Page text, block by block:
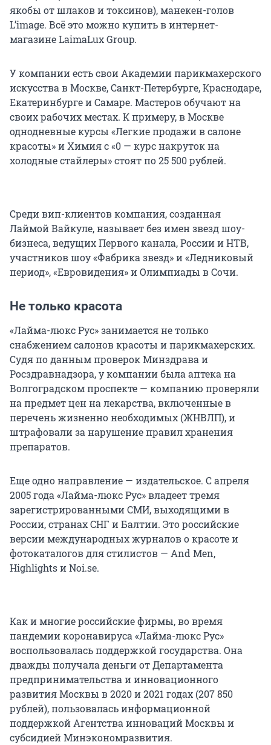
якобы от шлаков и токсинов), манекен-голов
L’image. Всё это можно купить в интернет-
магазине LaimaLux Group.
У компании есть свои Академии парикмахерского
искусства в Москве, Санкт-Петербурге, Краснодаре,
Екатеринбурге и Самаре. Мастеров обучают на
своих рабочих местах. К примеру, в Москве
однодневные курсы «Легкие продажи в салоне
красоты» и Химия с «0 — курс накруток на
холодные стайлеры» стоят по 25 500 рублей.
Среди вип-клиентов компания, созданная
Лаймой Вайкуле, называет без имен звезд шоу-
бизнеса, ведущих Первого канала, России и НТВ,
участников шоу «Фабрика звезд» и «Ледниковый
период», «Евровидения» и Олимпиады в Сочи.
Не только красота
«Лайма-люкс Рус» занимается не только
снабжением салонов красоты и парикмахерских.
Судя по данным проверок Минздрава и
Росздравнадзора, у компании была аптека на
Волгоградском проспекте — компанию проверяли
на предмет цен на лекарства, включенные в
перечень жизненно необходимых (ЖНВЛП), и
штрафовали за нарушение правил хранения
препаратов.
Еще одно направление — издательское. С апреля
2005 года «Лайма-люкс Рус» владеет тремя
зарегистрированными СМИ, выходящими в
России, странах СНГ и Балтии. Это российские
версии международных журналов о красоте и
фотокаталогов для стилистов — And Men,
Highlights и Noi.se.
Как и многие российские фирмы, во время
пандемии коронавируса «Лайма-люкс Рус»
воспользовалась поддержкой государства. Она
дважды получала деньги от Департамента
предпринимательства и инновационного
развития Москвы в 2020 и 2021 годах (207 850
рублей), пользовалась информационной
поддержкой Агентства инноваций Москвы и
субсидией Минэкономразвития.